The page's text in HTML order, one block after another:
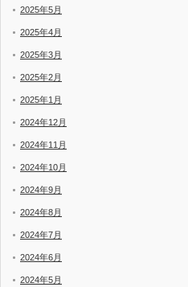
2025年5月
2025年4月
2025年3月
2025年2月
2025年1月
2024年12月
2024年11月
2024年10月
2024年9月
2024年8月
2024年7月
2024年6月
2024年5月